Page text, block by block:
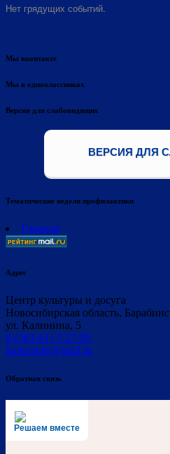
Нет грядущих событий.
Мы вконтакте
Мы в одноклассниках
Версия для слабовидящих
ВЕРСИЯ ДЛЯ
Тематические недели профилактики
Главная
Адрес
Центр культуры и досуга
Новосибирская область,
ул. Калинина, 5
8-(383-61) 7-27-95
kulturabrb@mail.ru
Обратная связь
Решаем вместе